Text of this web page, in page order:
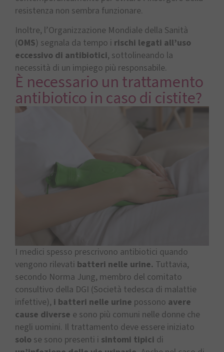
resistenza non sembra funzionare.
Inoltre, l’Organizzazione Mondiale della Sanità
(OMS) segnala da tempo i rischi legati all’uso
eccessivo di antibiotici, sottolineando la
necessità di un impiego più responsabile.
È necessario un trattamento
antibiotico in caso di cistite?
I medici spesso prescrivono antibiotici quando
vengono rilevati batteri nelle urine. Tuttavia,
secondo Norma Jung, membro del comitato
consultivo della DGI (Società tedesca di malattie
infettive), i batteri nelle urine possono avere
cause diverse e sono più comuni nelle donne che
negli uomini. Il trattamento deve essere iniziato
solo se sono presenti i sintomi tipici di